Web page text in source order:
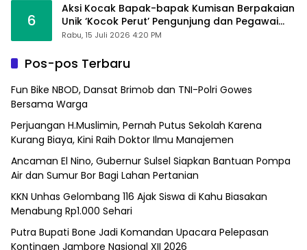
6
Aksi Kocak Bapak-bapak Kumisan Berpakaian
Unik ‘Kocok Perut’ Pengunjung dan Pegawai
Alfamart, Ngaku Aktifkan Layar Sentuh Atm
Rabu, 15 Juli 2026 4:20 PM
Pos-pos Terbaru
Fun Bike NBOD, Dansat Brimob dan TNI-Polri Gowes
Bersama Warga
Perjuangan H.Muslimin, Pernah Putus Sekolah Karena
Kurang Biaya, Kini Raih Doktor Ilmu Manajemen
Ancaman El Nino, Gubernur Sulsel Siapkan Bantuan Pompa
Air dan Sumur Bor Bagi Lahan Pertanian
KKN Unhas Gelombang 116 Ajak Siswa di Kahu Biasakan
Menabung Rp1.000 Sehari
Putra Bupati Bone Jadi Komandan Upacara Pelepasan
Kontingen Jambore Nasional XII 2026